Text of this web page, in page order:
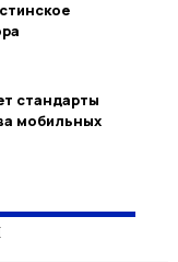
стандарты
мобильных